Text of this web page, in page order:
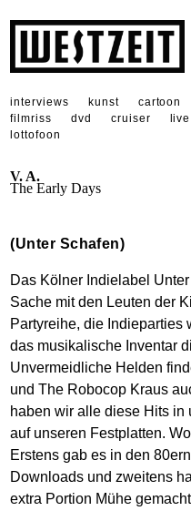
interviews kunst cartoon
filmriss
dvd cruiser
lottofoon
V. A.
The Early Days
(Unter Schafen)
Das Kölner Indielabel
Sache mit den Leuten der
Partyreihe, die Indieparties
das musikalische Inventar
Unvermeidliche Helden
und The Robocop Kraus
haben wir alle diese Hits in
auf unseren Festplatten.
Erstens gab es in den
Downloads und zweitens
extra Portion Mühe